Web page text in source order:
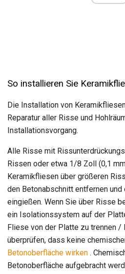
So installieren Sie
Die Installation von
Reparatur aller Risse und
Installationsvorgang.
Alle Risse mit
Rissen oder etwa 1/8 Zoll (0,1
Keramikfliesen über größeren
den Betonabschnitt entfernen
eingießen. Wenn Sie über Risse
ein Isolationssystem auf der
Fliese von der Platte zu trennen
überprüfen, dass keine
Betonoberfläche wirken .
Betonoberfläche aufgebracht